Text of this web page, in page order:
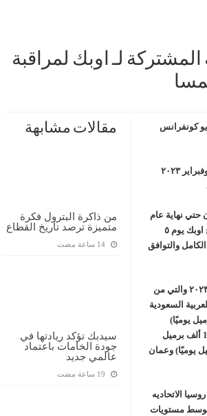
المشتركة لـ اوبك لمراقبة
مقالات مشابهة
من ذاكرة البترول فكرة
متميزة ترصد تاريخ القطاع
‏14 ساعة مضت
سيدبك تؤكد ريادتها في
جودة الخامات باعتماد
عالمي جديد
كونفرانس
قامت اللجنة باستعراض بيانات انتاج الزيت الخام لشهري يناير وفبراير ٢٠٢٣
حتي نهاية عام
٢٠٢٣ وفقا للاتفاق في الاجتماع الوزاري ال٣٣ لدول اوبك وخارج اوبك يوم ٥
الكامل والتوافق
اعلن الاجتماع عن التعديلات الطوعيه الاتيه للانتاج في ٢ ابريل ٢٠٢٣ والتي من
ستقوم المملكة العربية السعودية
يوميًا) والعراق (211 ألف برميل يوميًا)
والإمارات العربية المتحدة (144 ألف برميل يوميًا) والكويت (128 ألف برميل
يوميًا) والجزائر (48 ألف برميل يوميًا) وعمان
يوميا قامت روسيا الاتحاديه
سيكون من متوسط مستويات